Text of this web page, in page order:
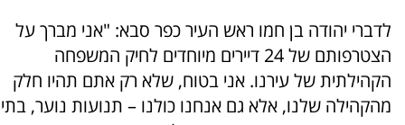
לדברי יהודה בן חמו ראש העיר כפר סבא: "אני מברך על
הצטרפותם של 24 דיירים מיוחדים לחיק המשפחה
הקהילתית של עירנו. אני בטוח, שלא רק אתם תהיו חלק
מהקהילה שלנו, אלא גם אנחנו כולנו – תנועות נוער, בתי